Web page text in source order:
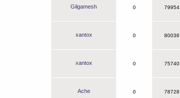
Gilgamesh 0 79954
xantox 0 80036
xantox 0 75740
Ache 0 78728